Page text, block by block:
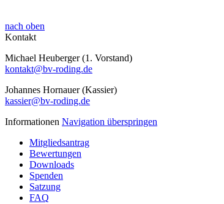
nach oben
Kontakt
Michael Heuberger (1. Vorstand)
kontakt@bv-roding.de
Johannes Hornauer (Kassier)
kassier@bv-roding.de
Informationen Navigation überspringen
Mitgliedsantrag
Bewertungen
Downloads
Spenden
Satzung
FAQ